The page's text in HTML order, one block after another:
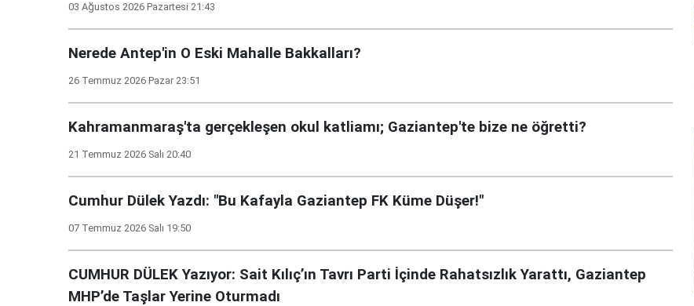
03 Ağustos 2026 Pazartesi 21:43
Nerede Antep'in O Eski Mahalle Bakkalları?
26 Temmuz 2026 Pazar 23:51
Kahramanmaraş'ta gerçekleşen okul katliamı; Gaziantep'te bize ne öğretti?
21 Temmuz 2026 Salı 20:40
Cumhur Dülek Yazdı: "Bu Kafayla Gaziantep FK Küme Düşer!"
07 Temmuz 2026 Salı 19:50
CUMHUR DÜLEK Yazıyor: Sait Kılıç’ın Tavrı Parti İçinde Rahatsızlık Yarattı, Gaziantep
MHP’de Taşlar Yerine Oturmadı